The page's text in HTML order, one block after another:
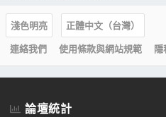
淺色明亮
正體中文（台灣）
連絡我們
使用條款與網站規範 隱
論壇統計